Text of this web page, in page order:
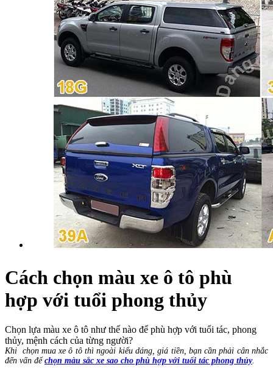
Cách chọn màu xe ô tô phù
hợp với tuổi phong thủy
Chọn lựa màu xe ô tô như thế nào để phù hợp với tuổi tác, phong
thủy, mệnh cách của từng người?
Khi chọn mua xe ô tô thì ngoài kiểu dáng, giá tiền, bạn cần phải cân nhắc
đến vấn để chọn màu sắc xe sao cho phù hợp với tuổi tác phong thủy.